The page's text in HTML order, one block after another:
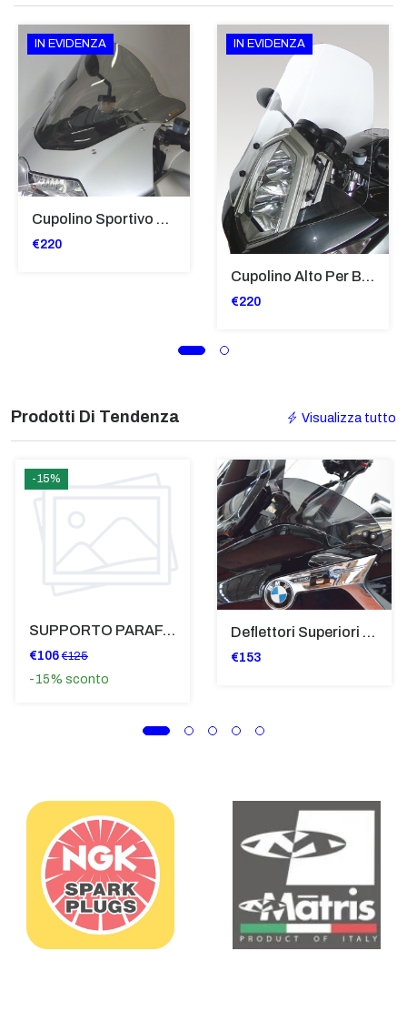
IN EVIDENZA
Cupolino Sportivo Per Bmw K 1200 R Sport 2005-07 TRASPARENTE - Sc967-T
€220
IN EVIDENZA
Cupolino Alto Per Bmw R 1200 St 2004 - 2007 TRASPARENTE - Sc950-T
€220
Prodotti Di Tendenza Visualizza tutto
-15%
SUPPORTO PARAFANGO POSTERIORE BMW F900XR
€106 €125
-15% sconto
Deflettori Superiori Alette Frangivento Bmw K 1600 Gtl (2017>) - Bugger - Grand America Fumè Scuro - SP8023-FS-K1600GTL
€153